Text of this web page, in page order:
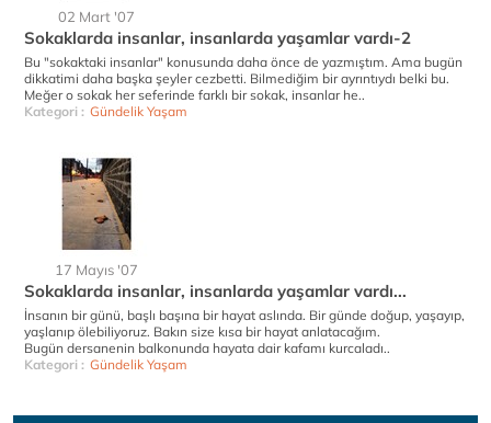
02 Mart '07
Sokaklarda insanlar, insanlarda yaşamlar vardı-2
Bu "sokaktaki insanlar" konusunda daha önce de yazmıştım. Ama bugün
dikkatimi daha başka şeyler cezbetti. Bilmediğim bir ayrıntıydı belki bu.
Meğer o sokak her seferinde farklı bir sokak, insanlar he..
Kategori : Gündelik Yaşam
17 Mayıs '07
Sokaklarda insanlar, insanlarda yaşamlar vardı...
İnsanın bir günü, başlı başına bir hayat aslında. Bir günde doğup, yaşayıp,
yaşlanıp ölebiliyoruz. Bakın size kısa bir hayat anlatacağım.
Bugün dersanenin balkonunda hayata dair kafamı kurcaladı..
Kategori : Gündelik Yaşam